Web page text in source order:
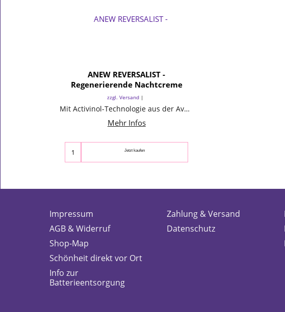
ANEW REVERSALIST -
Regenerierende Nachtcreme
zzgl. Versand
Mit Activinol-Technologie aus der Avon-Forschung.
Mehr Infos
Jetzt kaufen
Impressum
AGB & Widerruf
Shop-Map
Schönheit direkt vor Ort
Info zur
Batterieentsorgung
Zahlung & Versand
Datenschutz